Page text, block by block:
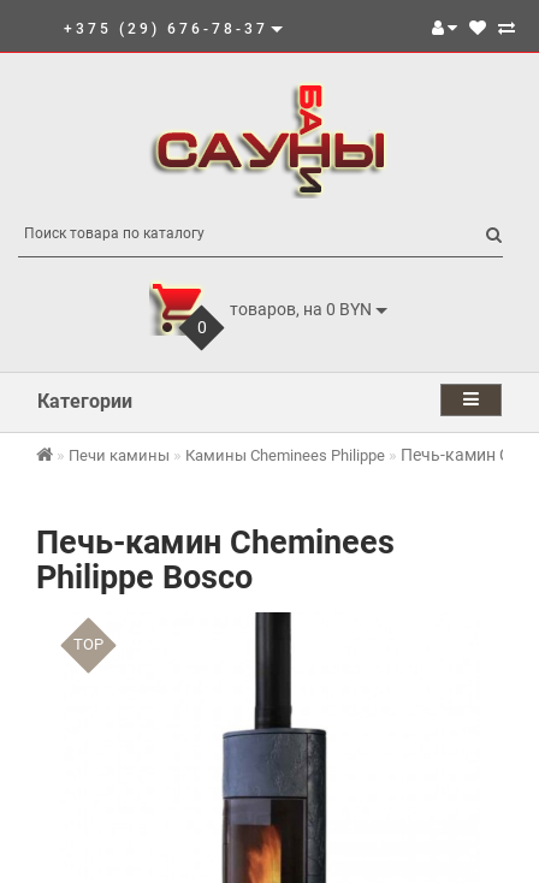
+375 (29) 676-78-37
0
товаров, на 0 BYN
Категории
Печи камины Камины Cheminees Philippe Печь-камин
Печь-камин Cheminees
Philippe Bosco
TOP